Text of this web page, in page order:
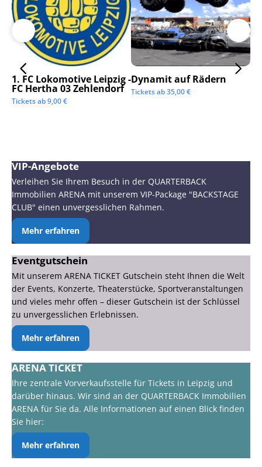
1. FC Lokomotive Leipzig -
FC Hertha 03 Zehlendorf
Tickets ab9,00€
Dynamit auf Rädern
Tickets ab35,00€
VIP-Angebote
Verleihen Sie Ihrem Besuch in der QUARTERBACK
Immobilien ARENA mit unserem VIP-Package "BACKSTAGE
CLUB" einen unvergesslichen Rahmen.
Mehr erfahren
Eventgutschein
Mit unserem ARENA TICKET Gutschein steht Ihnen die Welt
der Events, Konzerte, Theaterstücke, Sportveranstaltungen
und vieles mehr offen – dieser Gutschein ist der Schlüssel
zu unvergesslichen Erlebnissen.
Mehr erfahren
ARENA TICKET
Ihre zentrale Vorverkaufsstelle für Tickets in Leipzig und
darüber hinaus. Wir sind an der QUARTERBACK Immobilien
ARENA für Sie da. Alle Informationen auf einen Blick finden
Sie hier:
Mehr erfahren